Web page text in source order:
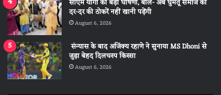
सीएम योगी की बड़ी घोषणा, बोले- अब घुमंतू समाज को
दर-दर की ठोकरें नहीं खानी पड़ेंगी
August 6, 2026
संन्यास के बाद अजिंक्‍य रहाणे ने सुनाया MS Dhoni से
जुड़ा बेहद दिलचस्प किस्सा
August 6, 2026